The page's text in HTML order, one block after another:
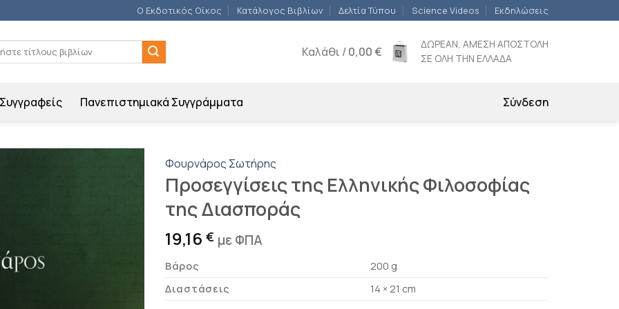
Ο Εκδοτικός Οίκος Κατάλογος Βιβλίων Δελτία Τύπου Science Videos Εκδηλώσεις
Καλάθι /0,00€
ΔΩΡΕΑΝ, ΑΜΕΣΗ ΑΠΟΣΤΟΛΗ
ΣΕ ΟΛΗ ΤΗΝ ΕΛΛΑΔΑ
Συγγραφείς Πανεπιστημιακά Συγγράμματα Σύνδεση
Φουρνάρος Σωτήρης
Προσεγγίσεις της Ελληνικής Φιλοσοφίας
της Διασποράς
19,16 € με ΦΠΑ
Βάρος
200 g
Διαστάσεις
14 × 21 cm